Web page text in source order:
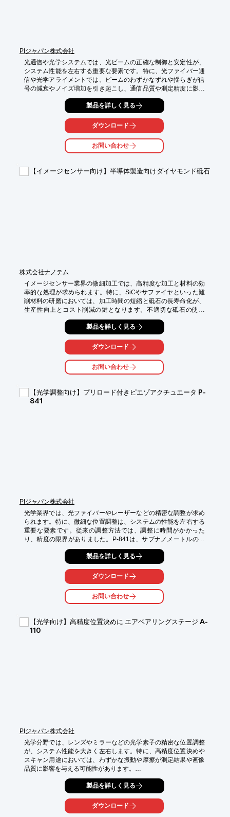
PIジャパン株式会社
光通信や光学システムでは、光ビームの正確な制御と安定性が、
システム性能を左右する重要な要素です。特に、光ファイバー通
信や光学アライメントでは、ビームのわずかなずれや揺らぎが信
号の減衰やノイズ増加を引き起こし、通信品質や測定精度に影響
を与える可能性があります。
V-931は、最大8°の大角度駆動が可能なボイスコイル駆動Tip/Tilt
ミラーステージです。光ビームの角度を高精度かつ高速に制御
し、光学システムにおけるビーム偏向や安定化を実現します。
・光通信システムにおけるビーム調整
・光ファイバーセンサシステム
製品を詳しく見る
ダウンロード
お問い合わせ
【イメージセンサー向け】半導体製造向けダイヤモンド砥石
株式会社ナノテム
イメージセンサー業界の微細加工では、高精度な加工と材料の効
率的な処理が求められます。特に、SiCやサファイヤといった難
削材料の研磨においては、加工時間の短縮と砥石の長寿命化が、
生産性向上とコスト削減の鍵となります。不適切な砥石の使用
は、加工精度の低下や材料の損傷、さらには生産ラインの停止に
つながる可能性があります。特殊ダイヤモンド砥石『UNIVA-X
SPECIAL』は、これらの課題に対応し、高能率加工とトータルコ
ストの低減を実現します。
【活用シーン】
・SiCウェーハの研磨
・その他、難削材料のウェーハ研磨
【導入の効果】
製品を詳しく見る
ダウンロード
お問い合わせ
【光学調整向け】プリロード付きピエゾアクチュエータ P-
841
PIジャパン株式会社
光学業界では、光ファイバーやレーザーなどの精密な調整が求め
られます。特に、微細な位置調整は、システムの性能を左右する
重要な要素です。従来の調整方法では、調整に時間がかかった
り、精度の限界がありました。P-841は、サブナノメートルの分
解能とµs応答により、これらの課題を解決します。
【活用シーン】
・ファイバ・光学素子のアライメント
・レーザー波長チューニング
・高精度な位置決めによるシステム性能の向上
・実験の効率化
製品を詳しく見る
ダウンロード
お問い合わせ
【光学向け】高精度位置決めに エアベアリングステージ A-
110
PIジャパン株式会社
光学分野では、レンズやミラーなどの光学素子の精密な位置調整
が、システム性能を大きく左右します。特に、高精度位置決めや
スキャン用途においては、わずかな振動や摩擦が測定結果や画像
品質に影響を与える可能性があります。
PIglide直動エアベアリングステージ「A-110」は、非接触エアベ
アリングと磁気リニアモータ、光学式リニアエンコーダを搭載。
摩擦のない滑らかな動作により、高い位置決め精度と優れた再現
性を実現します。また、パーティクルを発生しないため、クリー
製品を詳しく見る
ダウンロード